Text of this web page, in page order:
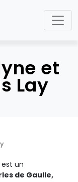
et
Lay
est un
de Gaulle,